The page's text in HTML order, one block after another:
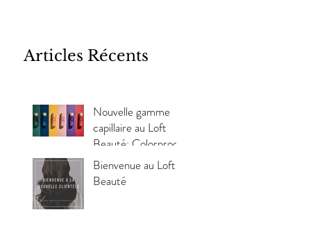
Articles Récents
Nouvelle gamme
capillaire au Loft
Beauté: Colorproof
Bienvenue au Loft
Beauté